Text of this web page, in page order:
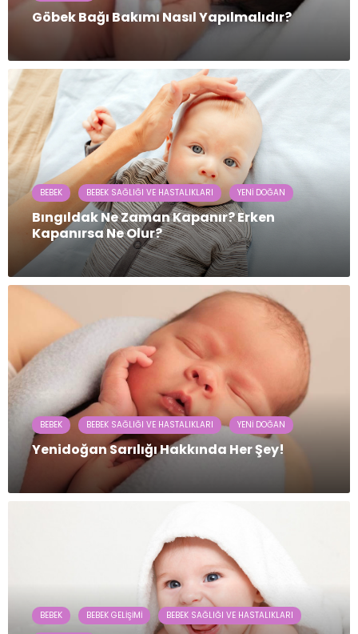
Göbek Bağı Bakımı Nasıl Yapılmalıdır?
BEBEK BEBEK SAĞLIĞI VE HASTALIKLARI YENI DOĞAN
Bıngıldak Ne Zaman Kapanır? Erken
Kapanırsa Ne Olur?
BEBEK BEBEK SAĞLIĞI VE HASTALIKLARI YENI DOĞAN
Yenidoğan Sarılığı Hakkında Her Şey!
BEBEK BEBEK GELIŞIMI BEBEK SAĞLIĞI VE HASTALIKLARI